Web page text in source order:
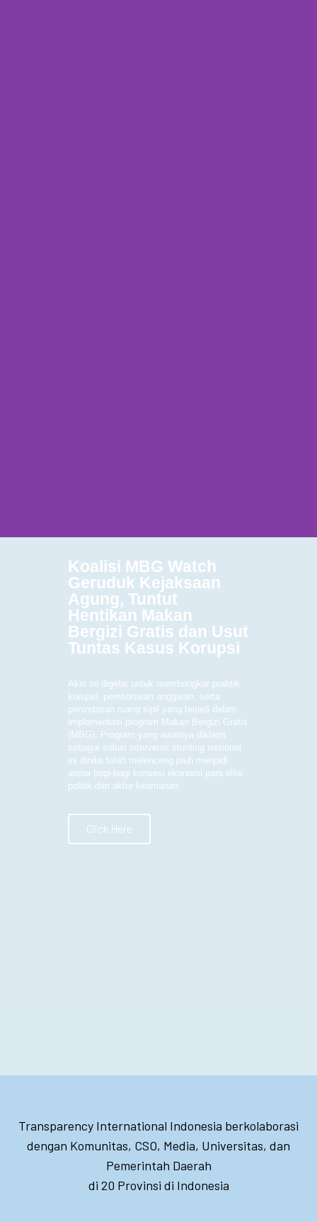
Koalisi MBG Watch
Geruduk Kejaksaan
Agung, Tuntut
Hentikan Makan
Bergizi Gratis dan Usut
Tuntas Kasus Korupsi
Aksi ini digelar untuk membongkar praktik
korupsi, pemborosan anggaran, serta
penindasan ruang sipil yang terjadi dalam
implementasi program Makan Bergizi Gratis
(MBG). Program yang awalnya diklaim
sebagai solusi intervensi stunting nasional
ini dinilai telah melenceng jauh menjadi
arena bagi-bagi konsesi ekonomi para elite
politik dan aktor keamanan.
Click Here
Transparency International Indonesia berkolaborasi
dengan Komunitas, CSO, Media, Universitas, dan
Pemerintah Daerah
di 20 Provinsi di Indonesia